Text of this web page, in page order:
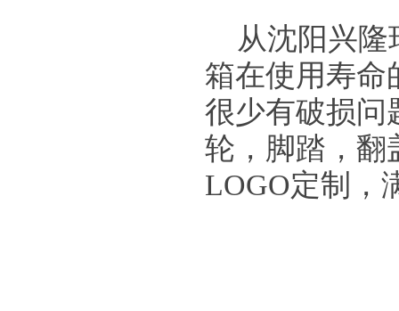
从沈阳兴
箱在使用寿命
很少有破损问
轮，脚踏，翻
LOGO定制，